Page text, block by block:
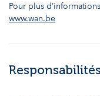
Pour plus
www.wan.be
Responsabilités